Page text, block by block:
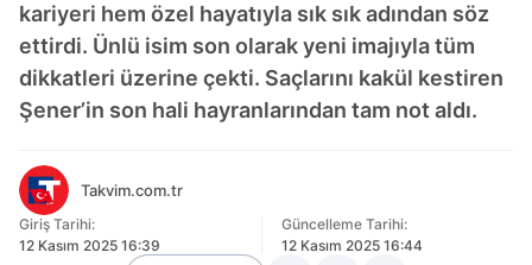
kariyeri hem özel hayatıyla sık sık adından söz
ettirdi. Ünlü isim son olarak yeni imajıyla tüm
dikkatleri üzerine çekti. Saçlarını kakül kestiren
Şener’in son hali hayranlarından tam not aldı.
Takvim.com.tr
Giriş Tarihi:
12 Kasım 2025 16:39
Güncelleme Tarihi:
12 Kasım 2025 16:44